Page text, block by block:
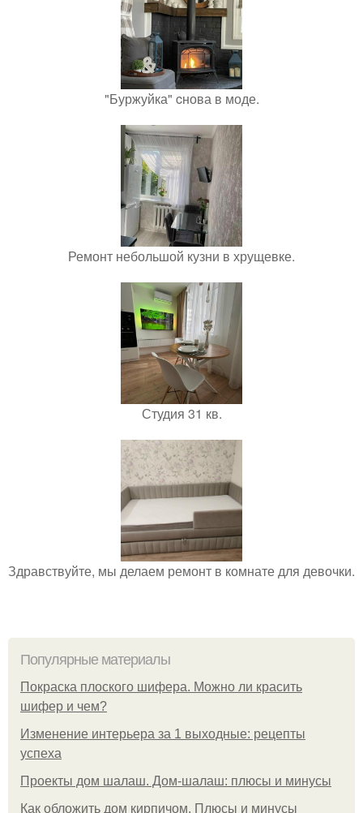
"Буржуйка" cнова в моде.
Ремонт небольшой кузни в хрущевке.
Студия 31 кв.
Здравствуйте, мы делаем ремонт в комнате для девочки.
Популярные материалы
Покраска плоского шифера. Можно ли красить
шифер и чем?
Изменение интерьера за 1 выходные: рецепты
успеха
Проекты дом шалаш. Дом-шалаш: плюсы и минусы
Как обложить дом кирпичом. Плюсы и минусы